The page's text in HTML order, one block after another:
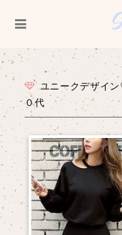
ユニークデザイ
０代